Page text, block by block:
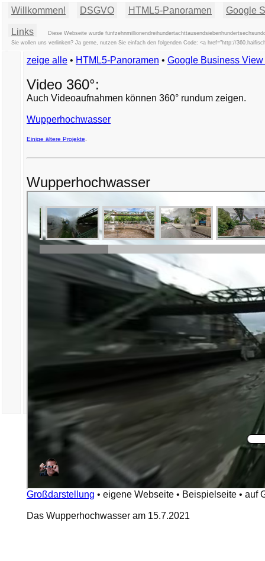
Willkommen! DSGVO HTML5-Panoramen Google
Links
Diese Webseite wurde
Sie wollen uns verlinken? Ja gerne, nutzen Sie einfach den folgenden Code: <a href="http://
zeige alle • HTML5-Panoramen • Google Business
Video 360°:
Auch Videoaufnahmen können 360° rundum zeigen.
Wupperhochwasser
Einige ältere Projekte
Wupperhochwasser
Großdarstellung • eigene Webseite • Beispielseite • auf
Das Wupperhochwasser am 15.7.2021